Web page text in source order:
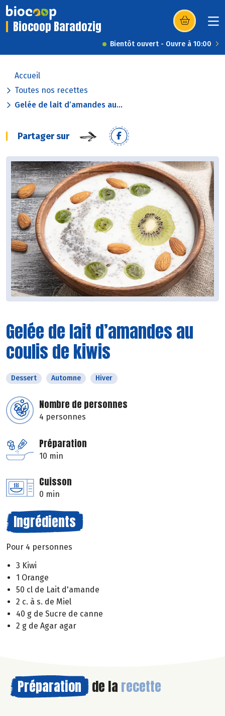
Biocoop Baradozig (s’ouvre dans
Bientôt ouvert - Ouvre à 10:00
Accueil
Toutes nos recettes
Gelée de lait d’amandes au...
Partager sur
Gelée de lait d’amandes au
coulis de kiwis
Dessert Automne Hiver
Nombre de personnes
4 personnes
Préparation
10 min
Cuisson
0 min
Ingrédients
Pour 4 personnes
3 Kiwi
1 Orange
50 cl de Lait d'amande
2 c. à s. de Miel
40 g de Sucre de canne
2 g de Agar agar
Préparation de la recette